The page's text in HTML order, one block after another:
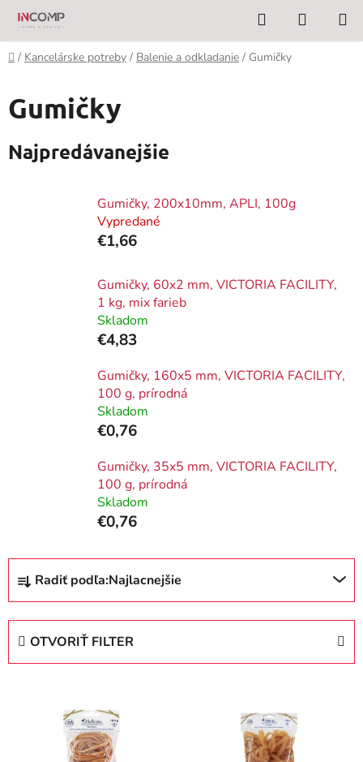
Prejsť
obsah
Hľadať
KOŠÍK
Domov
/ Kancelárske potreby / Balenie a odkladanie / Gumičky
Gumičky
Najpredávanejšie
Gumičky, 200x10mm, APLI, 100g
Vypredané
€1,66
Gumičky, 60x2 mm, VICTORIA FACILITY,
1 kg, mix farieb
Skladom
€4,83
Gumičky, 160x5 mm, VICTORIA FACILITY,
100 g, prírodná
Skladom
€0,76
Gumičky, 35x5 mm, VICTORIA FACILITY,
100 g, prírodná
Skladom
€0,76
R
d
Radiť podľa:Najlacnejšie
OTVORIŤ FILTER